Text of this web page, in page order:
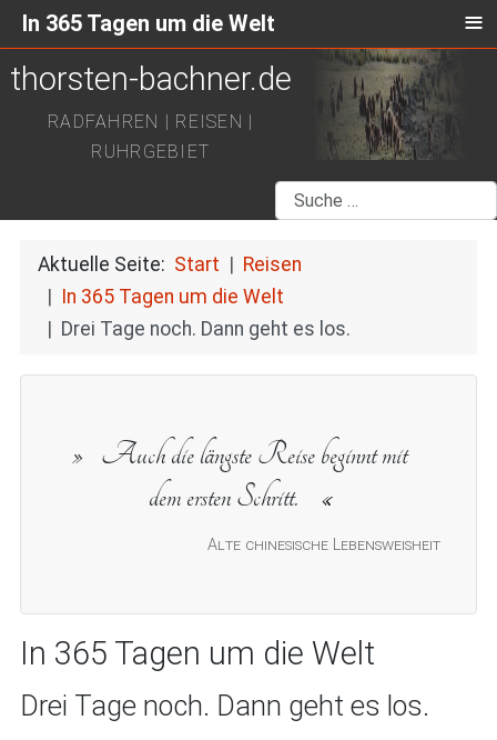
thorsten-bachner.de
RADFAHREN | REISEN |
RUHRGEBIET
Suchen
Aktuelle Seite: Start
Reisen
In 365 Tagen um die Welt
Drei Tage noch. Dann geht es los.
Alte chinesische Lebensweisheit
Auch die längste Reise beginnt mit
dem ersten Schritt.
In 365 Tagen um die Welt
Drei Tage noch. Dann geht es los.
In 365 Tagen um die Welt ≡